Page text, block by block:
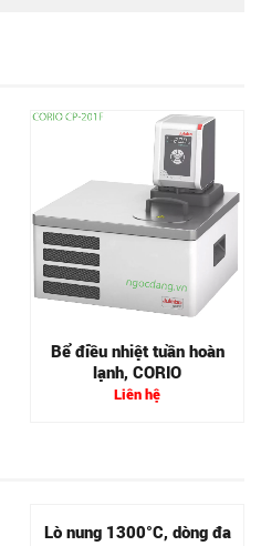
Bể điều nhiệt tuần hoàn
lạnh, CORIO
Liên hệ